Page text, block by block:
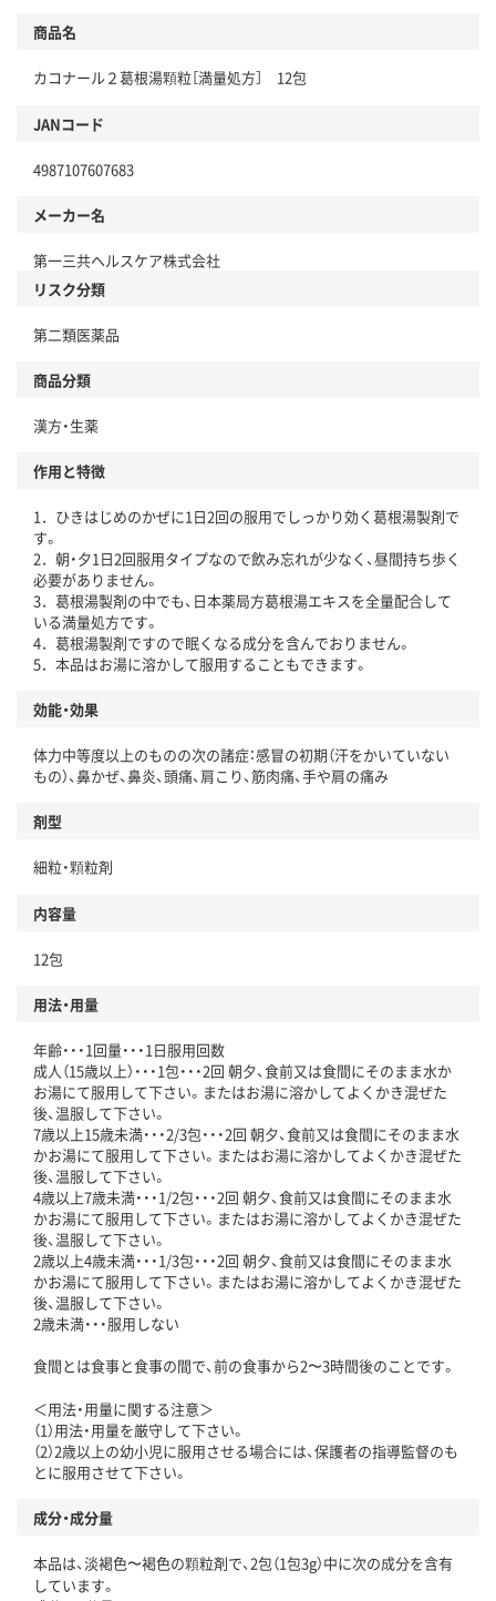
商品名
カコナール２葛根湯顆粒［満量処方］ 12包
JANコード
4987107607683
メーカー名
第一三共ヘルスケア株式会社
リスク分類
第二類医薬品
商品分類
漢方・生薬
作用と特徴
1．ひきはじめのかぜに1日2回の服用でしっかり効く葛根湯製剤で
す。
2．朝・夕1日2回服用タイプなので飲み忘れが少なく、昼間持ち歩く
必要がありません。
3．葛根湯製剤の中でも、日本薬局方葛根湯エキスを全量配合して
いる満量処方です。
4．葛根湯製剤ですので眠くなる成分を含んでおりません。
5．本品はお湯に溶かして服用することもできます。
効能・効果
体力中等度以上のものの次の諸症：感冒の初期（汗をかいていない
もの）、鼻かぜ、鼻炎、頭痛、肩こり、筋肉痛、手や肩の痛み
剤型
細粒・顆粒剤
内容量
12包
用法・用量
年齢・・・1回量・・・1日服用回数
成人（15歳以上）・・・1包・・・2回 朝夕、食前又は食間にそのまま水か
お湯にて服用して下さい。またはお湯に溶かしてよくかき混ぜた
後、温服して下さい。
7歳以上15歳未満・・・2/3包・・・2回 朝夕、食前又は食間にそのまま水
かお湯にて服用して下さい。またはお湯に溶かしてよくかき混ぜた
後、温服して下さい。
4歳以上7歳未満・・・1/2包・・・2回 朝夕、食前又は食間にそのまま水
かお湯にて服用して下さい。またはお湯に溶かしてよくかき混ぜた
後、温服して下さい。
2歳以上4歳未満・・・1/3包・・・2回 朝夕、食前又は食間にそのまま水
かお湯にて服用して下さい。またはお湯に溶かしてよくかき混ぜた
後、温服して下さい。
2歳未満・・・服用しない
食間とは食事と食事の間で、前の食事から2〜3時間後のことです。
＜用法・用量に関する注意＞
（1）用法・用量を厳守して下さい。
（2）2歳以上の幼小児に服用させる場合には、保護者の指導監督のも
とに服用させて下さい。
成分・成分量
本品は、淡褐色〜褐色の顆粒剤で、2包（1包3g）中に次の成分を含有
しています。